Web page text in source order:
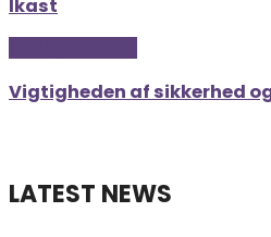
Ikast
Vigtigheden af sikkerhed
LATEST NEWS